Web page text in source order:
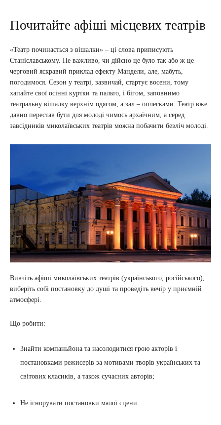
Почитайте афіші місцевих театрів
«Театр починається з вішалки» – ці слова приписують
Станіславському. Не важливо, чи дійсно це було так або ж це
черговий яскравий приклад ефекту Мандели, але, мабуть,
погодимося. Сезон у театрі, зазвичай, стартує восени, тому
хапайте свої осінні куртки та пальто, і бігом, заповнимо
театральну вішалку верхнім одягом, а зал – оплесками. Театр вже
давно перестав бути для молоді чимось архаїчним, а серед
завсідників миколаївських театрів можна побачити безліч молоді.
Вивчіть афіші миколаївських театрів (українського, російського),
виберіть собі постановку до душі та проведіть вечір у приємній
атмосфері.
Що робити:
Знайти компаньйона та насолодитися грою акторів і
постановками режисерів за мотивами творів українських та
світових класиків, а також сучасних авторів;
Не ігнорувати постановки малої сцени.